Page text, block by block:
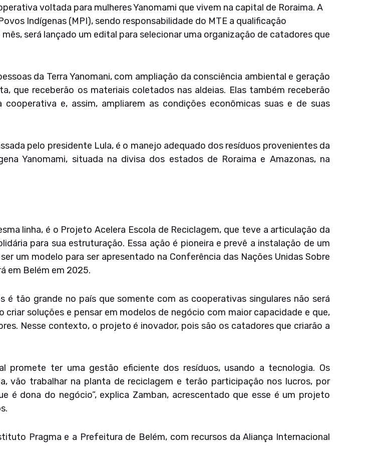
voltada para mulheres Yanomami que vivem na capital de Roraima. A
Indígenas (MPI), sendo responsabilidade do MTE a qualificação
será lançado um edital para selecionar uma organização de catadores que
da Terra Yanomani, com ampliação da consciência ambiental e geração
que receberão os materiais coletados nas aldeias. Elas também receberão
e, assim, ampliarem as condições econômicas suas e de suas
pelo presidente Lula, é o manejo adequado dos resíduos provenientes da
Yanomami, situada na divisa dos estados de Roraima e Amazonas, na
linha, é o Projeto Acelera Escola de Reciclagem, que teve a articulação da
para sua estruturação. Essa ação é pioneira e prevê a instalação de um
um modelo para ser apresentado na Conferência das Nações Unidas Sobre
em Belém em 2025.
é tão grande no país que somente com as cooperativas singulares não será
criar soluções e pensar em modelos de negócio com maior capacidade e que,
Nesse contexto, o projeto é inovador, pois são os catadores que criarão a
promete ter uma gestão eficiente dos resíduos, usando a tecnologia. Os
vão trabalhar na planta de reciclagem e terão participação nos lucros, por
é dona do negócio”, explica Zamban, acrescentado que esse é um projeto
Pragma e a Prefeitura de Belém, com recursos da Aliança Internacional